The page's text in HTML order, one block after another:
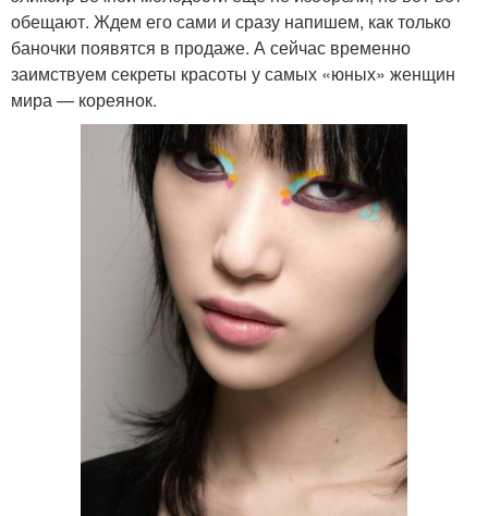
обещают. Ждем его сами и сразу напишем, как только
баночки появятся в продаже. А сейчас временно
заимствуем секреты красоты у самых «юных» женщин
мира — кореянок.